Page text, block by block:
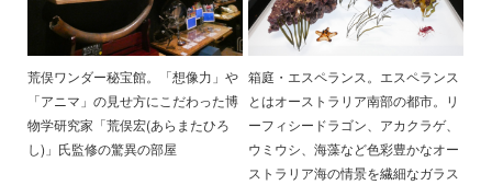
荒俣ワンダー秘宝館。「想像力」や
「アニマ」の見せ方にこだわった博
物学研究家「荒俣宏(あらまたひろ
し)」氏監修の驚異の部屋
箱庭・エスペランス。エスペランス
とはオーストラリア南部の都市。リ
ーフィシードラゴン、アカクラゲ、
ウミウシ、海藻など色彩豊かなオー
ストラリア海の情景を繊細なガラス